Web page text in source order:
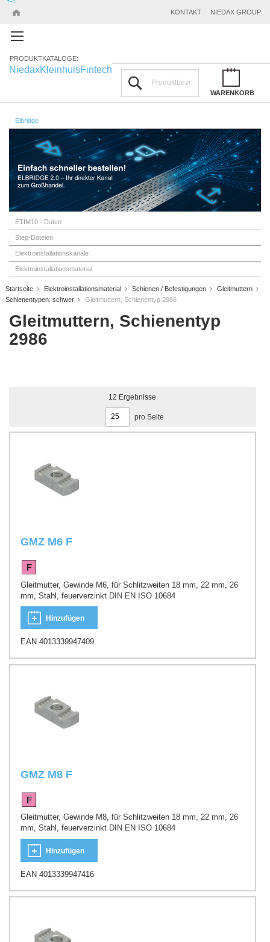
NIEDAX GROUP
KONTAKT
PRODUKTKATALOGE:
NiedaxKleinhuisFintech
WARENKORB
Elbridge
ETIM10 - Daten
Step-Dateien
Elektroinstallationskanäle
Elektroinstallationsmaterial
Startseite Elektroinstallationsmaterial Schienen / Befestigungen
Gleitmuttern
Schienentypen: schwer
Gleitmuttern, Schienentyp 2986
Gleitmuttern, Schienentyp
2986
12 Ergebnisse
pro Seite
GMZ M6 F
Gleitmutter, Gewinde M6, für Schlitzweiten 18 mm, 22 mm, 26
mm, Stahl, feuerverzinkt DIN EN ISO 10684
Hinzufügen
EAN 4013339947409
GMZ M8 F
Gleitmutter, Gewinde M8, für Schlitzweiten 18 mm, 22 mm, 26
mm, Stahl, feuerverzinkt DIN EN ISO 10684
Hinzufügen
EAN 4013339947416